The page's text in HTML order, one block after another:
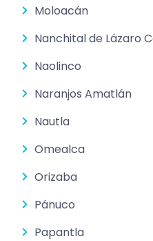
Moloacán
Nanchital de Lázaro
Naolinco
Naranjos Amatlán
Nautla
Omealca
Orizaba
Pánuco
Papantla